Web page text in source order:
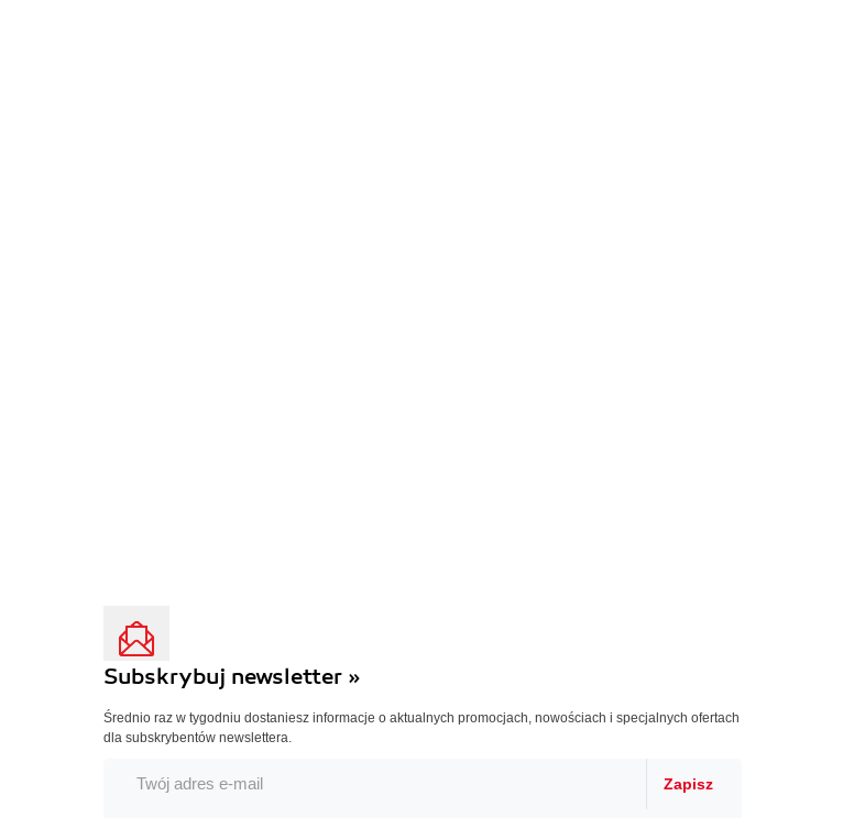
Subskrybuj newsletter »
Średnio raz w tygodniu dostaniesz informacje o aktualnych promocjach, nowościach i specjalnych ofertach
dla subskrybentów newslettera.
Zapisz